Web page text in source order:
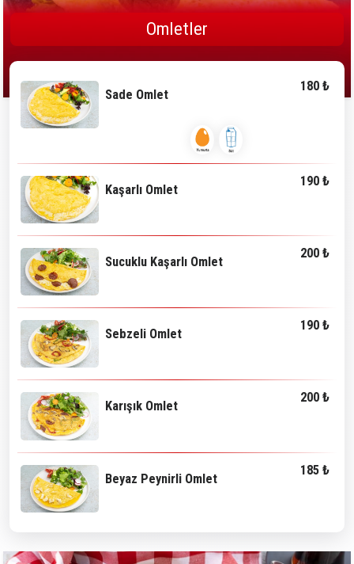
Omletler
Sade Omlet
180 ₺
Kaşarlı Omlet
190 ₺
Sucuklu Kaşarlı Omlet
200 ₺
Sebzeli Omlet
190 ₺
Karışık Omlet
200 ₺
Beyaz Peynirli Omlet
185 ₺